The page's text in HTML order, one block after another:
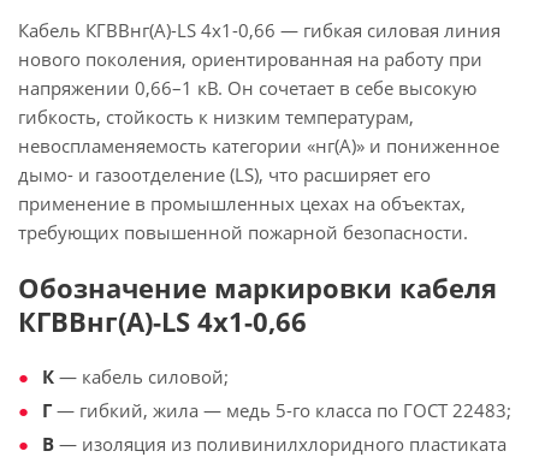
Кабель КГВВнг(А)-LS 4х1-0,66 — гибкая силовая линия
нового поколения, ориентированная на работу при
напряжении 0,66–1 кВ. Он сочетает в себе высокую
гибкость, стойкость к низким температурам,
невоспламеняемость категории «нг(А)» и пониженное
дымо- и газоотделение (LS), что расширяет его
применение в промышленных цехах на объектах,
требующих повышенной пожарной безопасности.
Обозначение маркировки кабеля
КГВВнг(А)-LS 4х1-0,66
К — кабель силовой;
Г — гибкий, жила — медь 5-го класса по ГОСТ 22483;
В — изоляция из поливинилхлоридного пластиката